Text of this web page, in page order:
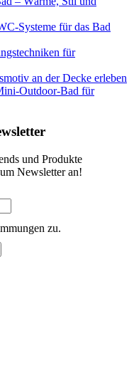
Systeme für das Bad
für
an der Decke erleben
Outdoor-Bad für
und Produkte
Newsletter an!
zu.